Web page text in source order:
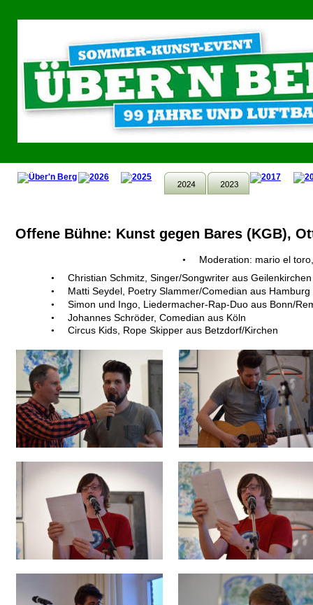
Offene Bühne: Kunst gegen Bares (KGB),
• Christian Schmitz, Singer/Songwriter aus Geilenkirchen
• Matti Seydel, Poetry Slammer/Comedian aus Hamburg
• Simon und Ingo, Liedermacher-Rap-Duo aus Bonn/
• Johannes Schröder, Comedian aus Köln
• Circus Kids, Rope Skipper aus Betzdorf/Kirchen
• Moderation: mario el